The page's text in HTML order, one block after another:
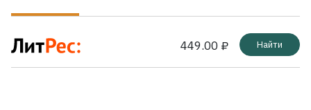
449.00 ₽ Найти